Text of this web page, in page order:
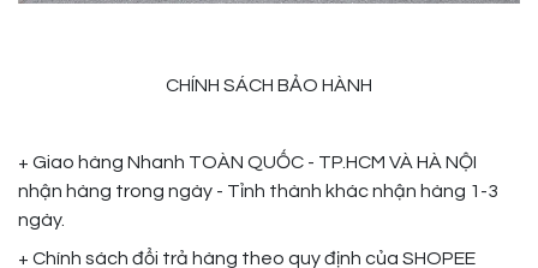
CHÍNH SÁCH BẢO HÀNH
+ Giao hàng Nhanh TOÀN QUỐC - TP.HCM VÀ HÀ NỘI
nhận hàng trong ngày - Tỉnh thành khác nhận hàng 1-3
ngày.
+ Chính sách đổi trả hàng theo quy định của SHOPEE